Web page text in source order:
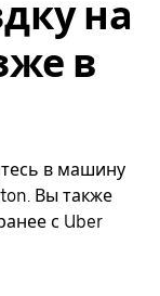
на
в
в машину
Вы также
с Uber